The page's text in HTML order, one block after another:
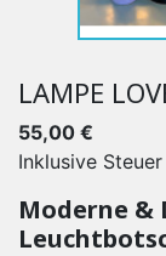
LAMPE
55,00 €
Inklusive Steuer
Moderne &